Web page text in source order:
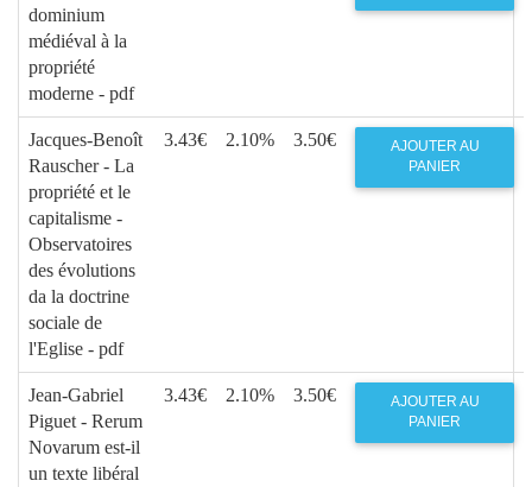
dominium
médiéval à la
propriété
moderne - pdf
Jacques-Benoît
Rauscher - La
propriété et le
capitalisme -
Observatoires
des évolutions
da la doctrine
sociale de
l'Eglise - pdf
3.43€ 2.10% 3.50€
AJOUTER AU
PANIER
Jean-Gabriel
Piguet - Rerum
Novarum est-il
un texte libéral
3.43€ 2.10% 3.50€
AJOUTER AU
PANIER